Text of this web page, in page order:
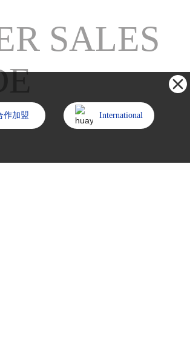
SALES
作加盟 International